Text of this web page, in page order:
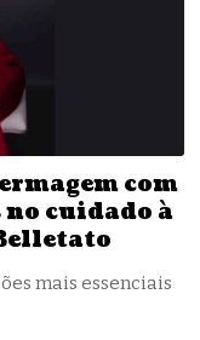
com
cuidado à
mais essenciais